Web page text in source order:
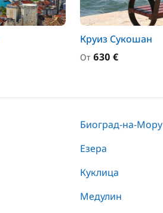
Круиз Сукошан
От 630 €
Биоград-на-Мору
Езера
Куклица
Медулин